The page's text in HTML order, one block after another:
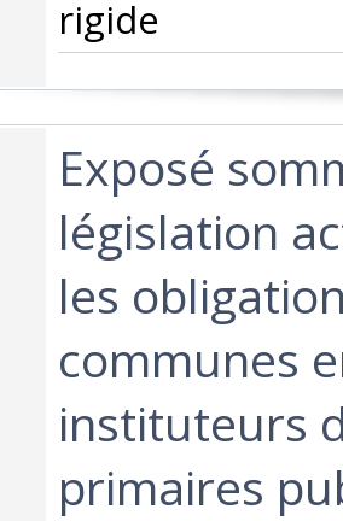
rigide ‎
‎Exposé
législation
les
communes
instituteurs
primaires